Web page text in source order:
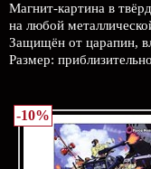
Магнит-картина в
на любой
Защищён от царапин,
Размер:
-10%